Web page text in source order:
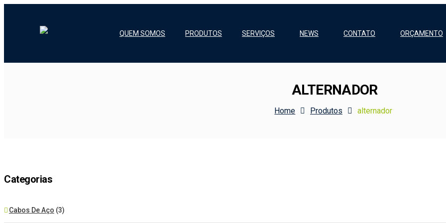
QUEM SOMOS PRODUTOS SERVIÇOS NEWS CONTATO ORÇAMENTO
ALTERNADOR
Home Produtos alternador
Categorias
Cabos De Aço (3)